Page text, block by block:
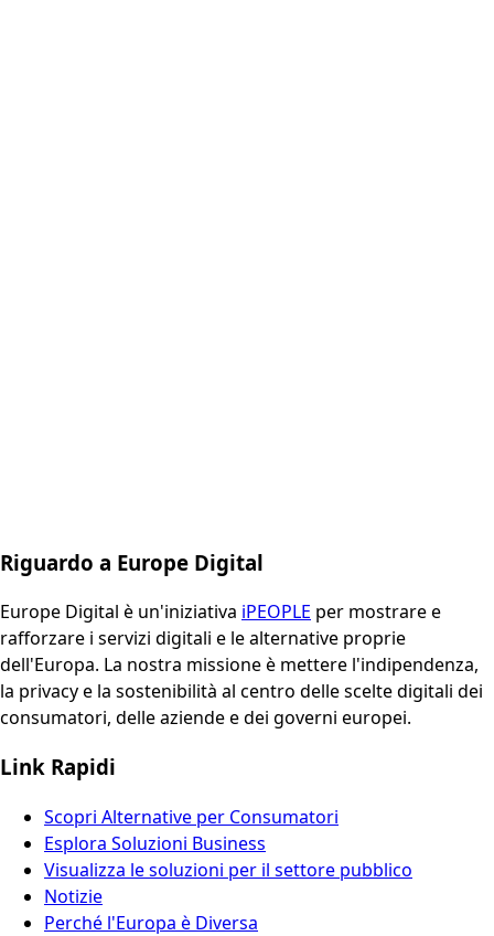
Riguardo a Europe Digital
Europe Digital è un'iniziativa iPEOPLE per mostrare e
rafforzare i servizi digitali e le alternative proprie
dell'Europa. La nostra missione è mettere l'indipendenza,
la privacy e la sostenibilità al centro delle scelte digitali dei
consumatori, delle aziende e dei governi europei.
Link Rapidi
Scopri Alternative per Consumatori
Esplora Soluzioni Business
Visualizza le soluzioni per il settore pubblico
Notizie
Perché l'Europa è Diversa